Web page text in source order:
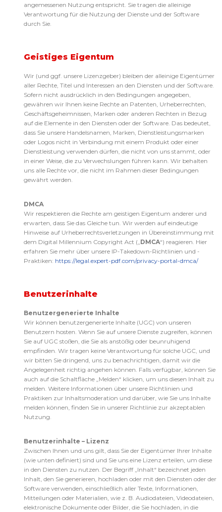
angemessenen Nutzung entspricht. Sie tragen die alleinige
Verantwortung für die Nutzung der Dienste und der Software
durch Sie.
Geistiges Eigentum
Wir (und ggf. unsere Lizenzgeber) bleiben der alleinige Eigentümer
aller Rechte, Titel und Interessen an den Diensten und der Software.
Sofern nicht ausdrücklich in den Bedingungen angegeben,
gewähren wir Ihnen keine Rechte an Patenten, Urheberrechten,
Geschäftsgeheimnissen, Marken oder anderen Rechten in Bezug
auf die Elemente in den Diensten oder der Software. Das bedeutet,
dass Sie unsere Handelsnamen, Marken, Dienstleistungsmarken
oder Logos nicht in Verbindung mit einem Produkt oder einer
Dienstleistung verwenden dürfen, die nicht von uns stammt, oder
in einer Weise, die zu Verwechslungen führen kann. Wir behalten
uns alle Rechte vor, die nicht im Rahmen dieser Bedingungen
gewährt werden.
DMCA
Wir respektieren die Rechte am geistigen Eigentum anderer und
erwarten, dass Sie das Gleiche tun. Wir werden auf eindeutige
Hinweise auf Urheberrechtsverletzungen in Übereinstimmung mit
dem Digital Millennium Copyright Act („DMCA“) reagieren. Hier
erfahren Sie mehr über unsere IP-Takedown-Richtlinien und -
Praktiken: https://legal.expert-pdf.com/privacy-portal-dmca/
Benutzerinhalte
Benutzergenerierte Inhalte
Wir können benutzergenerierte Inhalte (UGC) von unseren
Benutzern hosten. Wenn Sie auf unsere Dienste zugreifen, können
Sie auf UGC stoßen, die Sie als anstößig oder beunruhigend
empfinden. Wir tragen keine Verantwortung für solche UGC, und
wir bitten Sie dringend, uns zu benachrichtigen, damit wir die
Angelegenheit richtig angehen können. Falls verfügbar, können Sie
auch auf die Schaltfläche „Melden“ klicken, um uns diesen Inhalt zu
melden. Weitere Informationen über unsere Richtlinien und
Praktiken zur Inhaltsmoderation und darüber, wie Sie uns Inhalte
melden können, finden Sie in unserer Richtlinie zur akzeptablen
Nutzung.
Benutzerinhalte – Lizenz
Zwischen Ihnen und uns gilt, dass Sie der Eigentümer Ihrer Inhalte
(wie unten definiert) sind und Sie uns eine Lizenz erteilen, um diese
in den Diensten zu nutzen. Der Begriff „Inhalt“ bezeichnet jeden
Inhalt, den Sie generieren, hochladen oder mit den Diensten oder der
Software verwenden, einschließlich aller Texte, Informationen,
Mitteilungen oder Materialien, wie z. B. Audiodateien, Videodateien,
elektronische Dokumente oder Bilder, die Sie hochladen, in die